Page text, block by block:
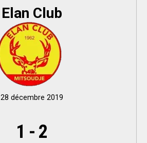
Elan Club
28 décembre 2019
1 - 2